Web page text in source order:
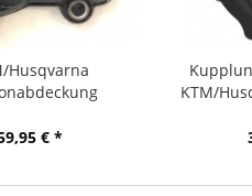
Husqvarna
€ *
KTM/